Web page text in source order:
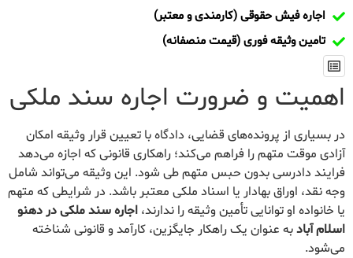
اجاره فیش حقوقی (کارمندی و معتبر)
تامین وثیقه فوری (قیمت منصفانه)
اهمیت و ضرورت اجاره سند ملکی
در بسیاری از پرونده‌های قضایی، دادگاه با تعیین قرار وثیقه امکان
آزادی موقت متهم را فراهم می‌کند؛ راهکاری قانونی که اجازه می‌دهد
فرایند دادرسی بدون حبس متهم طی شود. این وثیقه می‌تواند شامل
وجه نقد، اوراق بهادار یا اسناد ملکی معتبر باشد. در شرایطی که متهم
یا خانواده او توانایی تأمین وثیقه را ندارند، اجاره سند ملکی در دهنو
اسلام آبادبه عنوان یک راهکار جایگزین، کارآمد و قانونی شناخته
می‌شود.